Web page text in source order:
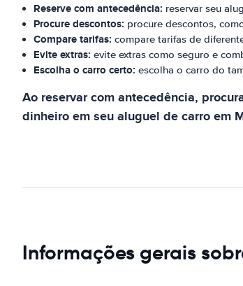
Reserve com antecedência: reservar seu
Procure descontos: procure descontos,
Compare tarifas: compare tarifas de
Evite extras: evite extras como seguro e
Escolha o carro certo: escolha o carro do
Ao reservar com antecedência,
dinheiro em seu aluguel de carro em
Informações gerais